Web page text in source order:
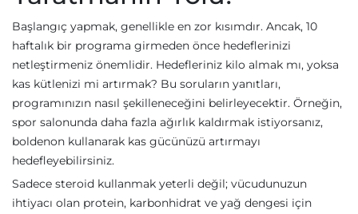
Başlangıç yapmak, genellikle en zor kısımdır. Ancak, 10
haftalık bir programa girmeden önce hedeflerinizi
netleştirmeniz önemlidir. Hedefleriniz kilo almak mı, yoksa
kas kütlenizi mi artırmak? Bu soruların yanıtları,
programınızın nasıl şekilleneceğini belirleyecektir. Örneğin,
spor salonunda daha fazla ağırlık kaldırmak istiyorsanız,
boldenon kullanarak kas gücünüzü artırmayı
hedefleyebilirsiniz.
Sadece steroid kullanmak yeterli değil; vücudunuzun
ihtiyacı olan protein, karbonhidrat ve yağ dengesi için